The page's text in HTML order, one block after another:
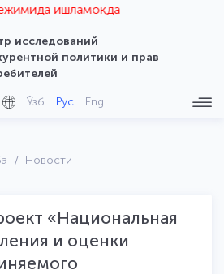
ишламоқда
исследований
политики и прав
Ўзб Рус Eng
Новости
«Национальная
и оценки